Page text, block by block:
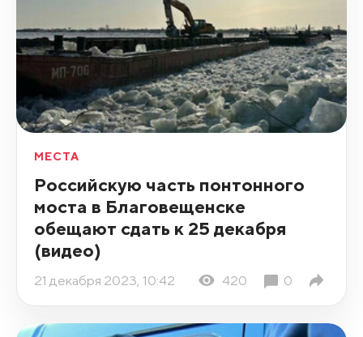
МЕСТА
Российскую часть понтонного
моста в Благовещенске
обещают сдать к 25 декабря
(видео)
21 декабря 2023, 10:42 420 0